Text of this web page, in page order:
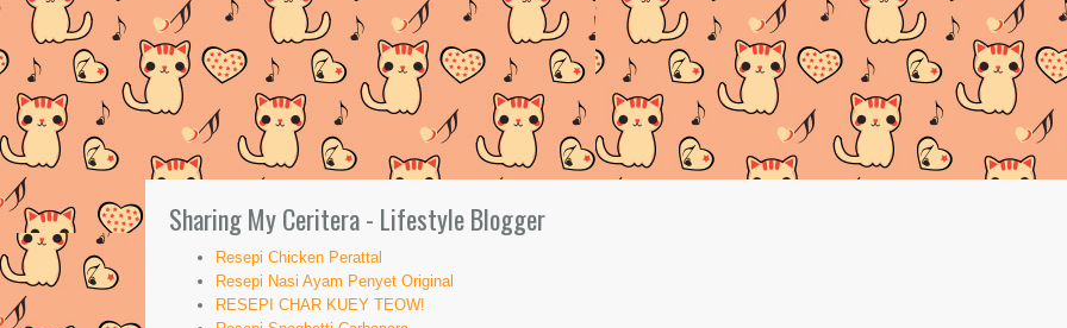
Sharing My Ceritera - Lifestyle Blogger
Resepi Chicken Perattal
Resepi Nasi Ayam Penyet Original
RESEPI CHAR KUEY TEOW!